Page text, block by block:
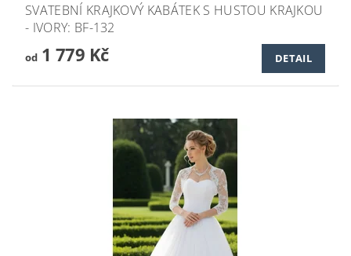
SVATEBNÍ KRAJKOVÝ KABÁTEK S HUSTOU KRAJKOU
- IVORY: BF-132
od1 779 Kč DETAIL